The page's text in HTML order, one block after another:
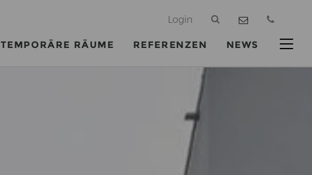
Login
TEMPORÄRE RÄUME REFERENZEN NEWS